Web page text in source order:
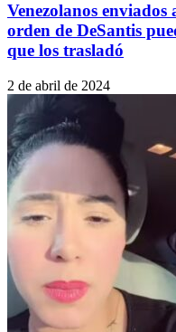
Venezolanos
orden de DeSantis
que los trasladó
2 de abril de 2024